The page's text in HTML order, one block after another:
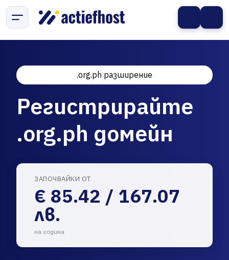
.org.ph разширение
Регистрирайте
.org.ph домейн
ЗАПОЧВАЙКИ ОТ
€ 85.42 / 167.07
лв.
на година